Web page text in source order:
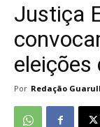
Justiça
eleições
Por Redação